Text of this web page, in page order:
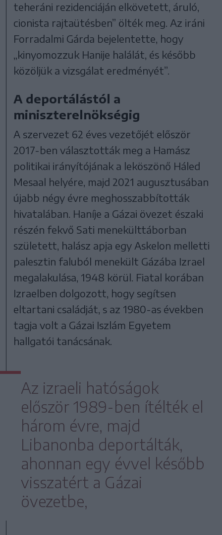
teheráni rezidenciáján elkövetett, áruló,
cionista rajtaütésben” ölték meg. Az iráni
Forradalmi Gárda bejelentette, hogy
„kinyomozzuk Hanije halálát, és később
közöljük a vizsgálat eredményét”.
A deportálástól a
miniszterelnökségig
A szervezet 62 éves vezetőjét először
2017-ben választották meg a Hamász
politikai irányítójának a leköszönő Háled
Mesaal helyére, majd 2021 augusztusában
újabb négy évre meghosszabbították
hivatalában. Haníje a Gázai övezet északi
részén fekvő Sati menekülttáborban
született, halász apja egy Askelon melletti
palesztin faluból menekült Gázába Izrael
megalakulása, 1948 körül. Fiatal korában
Izraelben dolgozott, hogy segítsen
eltartani családját, s az 1980-as években
tagja volt a Gázai Iszlám Egyetem
hallgatói tanácsának.
Az izraeli hatóságok
először 1989-ben ítélték el
három évre, majd
Libanonba deportálták,
ahonnan egy évvel később
visszatért a Gázai
övezetbe,